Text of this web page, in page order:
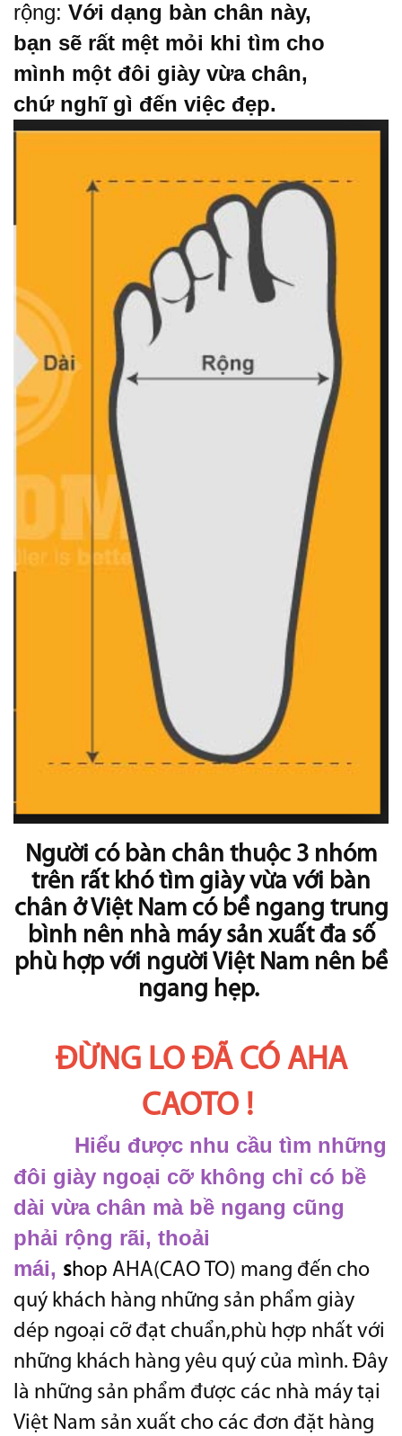
rộng: Với dạng bàn chân này,
bạn sẽ rất mệt mỏi khi tìm cho
mình một đôi giày vừa chân,
chứ nghĩ gì đến việc đẹp.
Người có bàn chân thuộc 3 nhóm
trên rất khó tìm giày vừa với bàn
chân ở Việt Nam có bề ngang trung
bình nên nhà máy sản xuất đa số
phù hợp với người Việt Nam nên bề
ngang hẹp.
ĐỪNG LO ĐÃ CÓ AHA
CAOTO !
Hiểu được nhu cầu tìm những
đôi giày ngoại cỡ không chỉ có bề
dài vừa chân mà bề ngang cũng
phải rộng rãi, thoải
mái, shop AHA(CAO TO) mang đến cho
quý khách hàng những sản phẩm giày
dép ngoại cỡ đạt chuẩn,phù hợp nhất với
những khách hàng yêu quý của mình. Đây
là những sản phẩm được các nhà máy tại
Việt Nam sản xuất cho các đơn đặt hàng